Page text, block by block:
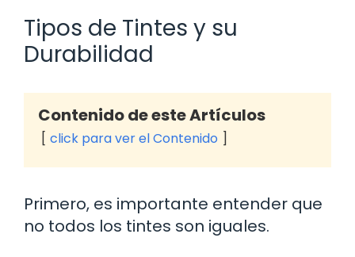
Tipos de Tintes y su
Durabilidad
Contenido de este Artículos
click para ver el Contenido
Primero, es importante entender que
no todos los tintes son iguales.